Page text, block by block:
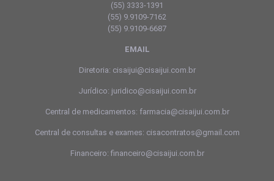
(55) 3333-1391
(55) 9.9109-7162
(55) 9.9109-6687
EMAIL
Diretoria: cisaijui@cisaijui.com.br
Jurídico: juridico@cisaijui.com.br
Central de medicamentos: farmacia@cisaijui.com.br
Central de consultas e exames: cisacontratos@gmail.com
Financeiro: financeiro@cisaijui.com.br